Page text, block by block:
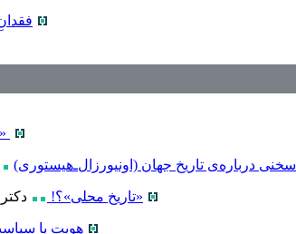
سخنی درباره‌ی تاریخ جهان (اونیورزال‌ـ‌هیستوری)
«تاریخ محلی»؟!
هویت یا